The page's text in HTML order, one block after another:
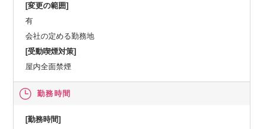
[変更の範囲]
有
会社の定める勤務地
[受動喫煙対策]
屋内全面禁煙
勤務時間
[勤務時間]